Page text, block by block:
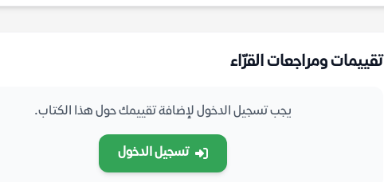
تقييمات ومراجعات القرّاء
يجب تسجيل الدخول لإضافة تقييمك حول هذا الكتاب.
تسجيل الدخول